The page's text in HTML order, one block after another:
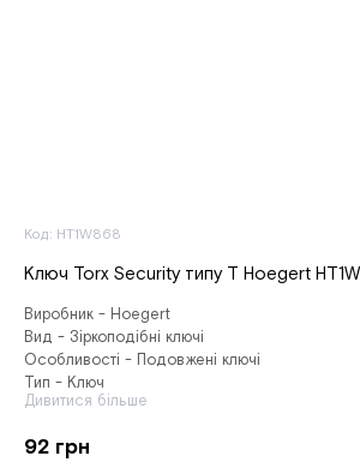
Код: HT1W868
Ключ Torx Security типу T Hoegert
Виробник - Hoegert
Вид - Зіркоподібні ключі
Особливості - Подовжені ключі
Тип - Ключ
Дивитися більше
92 грн